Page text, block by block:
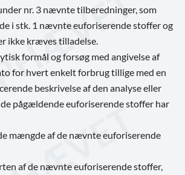
nr. 3 nævnte tilberedninger, som
i stk. 1 nævnte euforiserende stoffer og
ikke kræves tilladelse.
formål og forsøg med angivelse af
for hvert enkelt forbrug tillige med en
beskrivelse af den analyse eller
pågældende euforiserende stoffer har
mængde af de nævnte euforiserende
af de nævnte euforiserende stoffer,